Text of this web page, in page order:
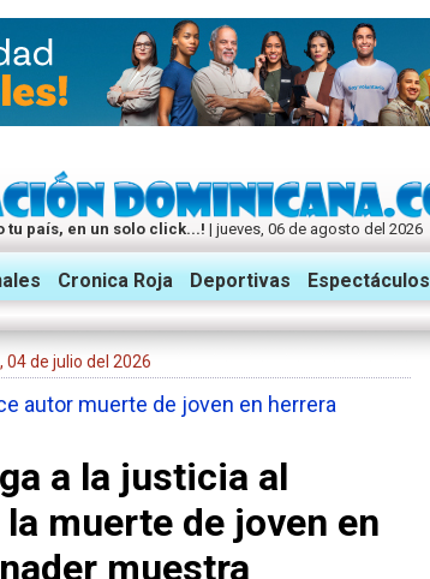
tu país, en un solo click...! | jueves, 06 de agosto del 2026
Cronica Roja Deportivas Espectáculos
04 de julio del 2026
autor muerte de joven en herrera
a la justicia al
muerte de joven en
muestra